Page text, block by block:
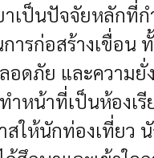
เป็นปัจจัยหลักที่
การก่อสร้างเขื่อน
อดภัย และความยั่
ำหน้าที่เป็นห้องเ
สให้นักท่องเที่ยว